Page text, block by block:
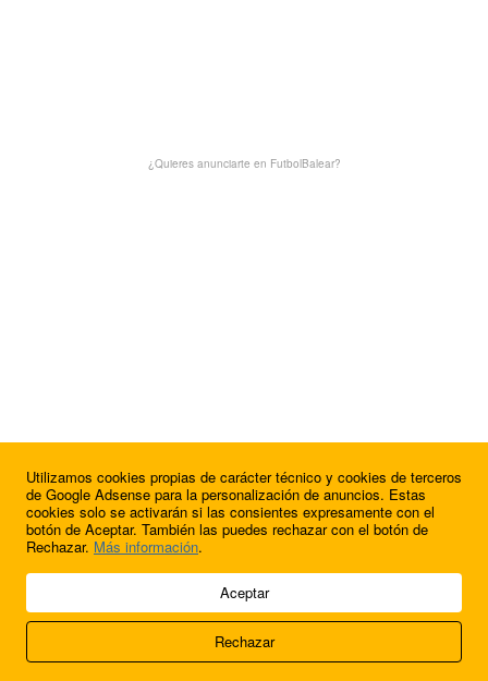
¿Quieres anunciarte en FutbolBalear?
¿Quieres anunciarte en FutbolBalear?
© 2009 - 2026 Soluciones Corporativas IP, SL.
Acerca de nosotros
FútbolBalear
Utilizamos cookies propias de carácter técnico y cookies de terceros
de Google Adsense para la personalización de anuncios. Estas
cookies solo se activarán si las consientes expresamente con el
botón de Aceptar. También las puedes rechazar con el botón de
Rechazar. Más información.
Aceptar
Rechazar